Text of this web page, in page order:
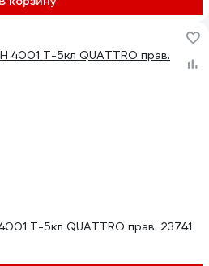
Т-5кл QUATTRO прав. 23741